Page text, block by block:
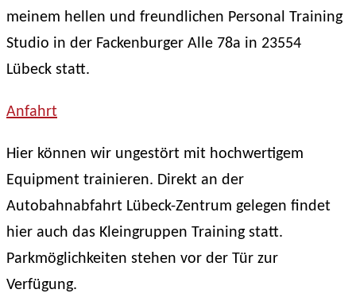
meinem hellen und freundlichen Personal Training
Studio in der Fackenburger Alle 78a in 23554
Lübeck statt.
Anfahrt
Hier können wir ungestört mit hochwertigem
Equipment trainieren. Direkt an der
Autobahnabfahrt Lübeck-Zentrum gelegen findet
hier auch das Kleingruppen Training statt.
Parkmöglichkeiten stehen vor der Tür zur
Verfügung.